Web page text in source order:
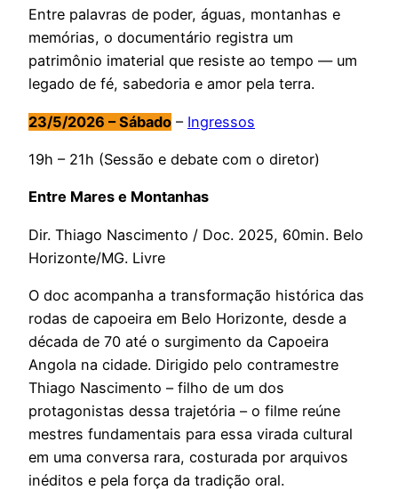
Entre palavras de poder, águas, montanhas e
memórias, o documentário registra um
patrimônio imaterial que resiste ao tempo — um
legado de fé, sabedoria e amor pela terra.
23/5/2026 – Sábado – Ingressos
19h – 21h (Sessão e debate com o diretor)
Entre Mares e Montanhas
Dir. Thiago Nascimento / Doc. 2025, 60min. Belo
Horizonte/MG. Livre
O doc acompanha a transformação histórica das
rodas de capoeira em Belo Horizonte, desde a
década de 70 até o surgimento da Capoeira
Angola na cidade. Dirigido pelo contramestre
Thiago Nascimento – filho de um dos
protagonistas dessa trajetória – o filme reúne
mestres fundamentais para essa virada cultural
em uma conversa rara, costurada por arquivos
inéditos e pela força da tradição oral.